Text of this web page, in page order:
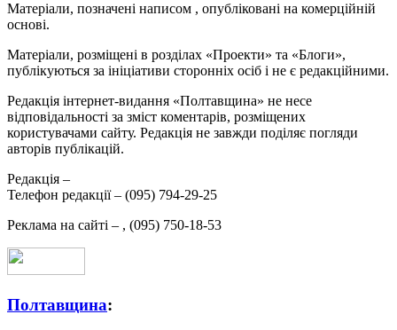
Матеріали, позначені написом , опубліковані на комерційній
основі.
Матеріали, розміщені в розділах «Проекти» та «Блоги»,
публікуються за ініціативи сторонніх осіб і не є редакційними.
Редакція інтернет-видання «Полтавщина» не несе
відповідальності за зміст коментарів, розміщених
користувачами сайту. Редакція не завжди поділяє погляди
авторів публікацій.
Редакція –
Телефон редакції – (095) 794-29-25
Реклама на сайті – , (095) 750-18-53
Полтавщина: